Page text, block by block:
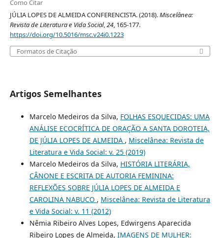
Como Citar
JÚLIA LOPES DE ALMEIDA CONFERENCISTA. (2018).Miscelânea:
Revista de Literatura e Vida Social,24, 165-177.
https://doi.org/10.5016/msc.v24i0.1223
Formatos de Citação
Artigos Semelhantes
Marcelo Medeiros da Silva, FOLHAS ESQUECIDAS: UMA
ANÁLISE ECOCRÍTICA DE ORAÇÃO A SANTA DOROTEIA,
DE JÚLIA LOPES DE ALMEIDA , Miscelânea: Revista de
Literatura e Vida Social: v. 25 (2019)
Marcelo Medeiros da Silva, HISTÓRIA LITERÁRIA,
CÂNONE E ESCRITA DE AUTORIA FEMININA:
REFLEXÕES SOBRE JÚLIA LOPES DE ALMEIDA E
CAROLINA NABUCO , Miscelânea: Revista de Literatura
e Vida Social: v. 11 (2012)
Nêmia Ribeiro Alves Lopes, Edwirgens Aparecida
Ribeiro Lopes de Almeida, IMAGENS DE MULHER: